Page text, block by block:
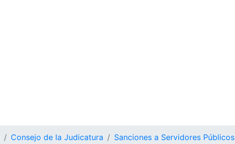
Consejo de la Judicatura Sanciones a Servidores Públicos